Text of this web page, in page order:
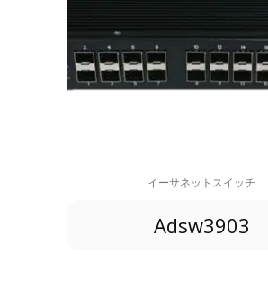
イーサネットスイッチ
Adsw3903